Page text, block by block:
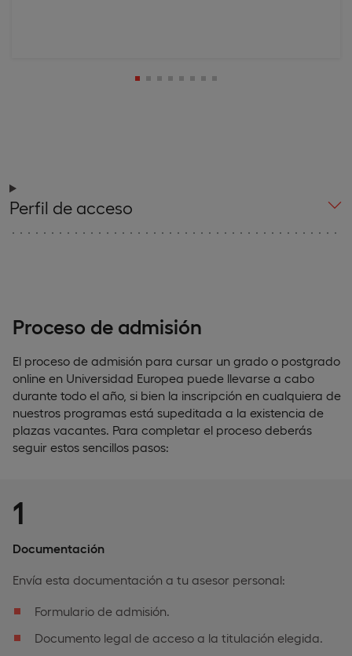
Perfil de acceso
Proceso de admisión
El proceso de admisión para cursar un grado o postgrado
online en Universidad Europea puede llevarse a cabo
durante todo el año, si bien la inscripción en cualquiera de
nuestros programas está supeditada a la existencia de
plazas vacantes. Para completar el proceso deberás
seguir estos sencillos pasos:
1
Documentación
Envía esta documentación a tu asesor personal:
Formulario de admisión.
Documento legal de acceso a la titulación elegida.